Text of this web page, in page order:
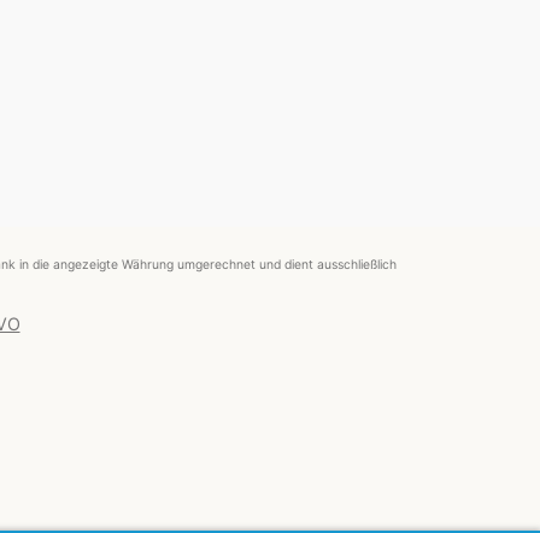
in die angezeigte Währung umgerechnet und dient ausschließlich